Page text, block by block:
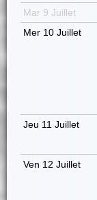
Mar 9 Juillet
Mer 10 Juillet
Jeu 11 Juillet
Ven 12 Juillet